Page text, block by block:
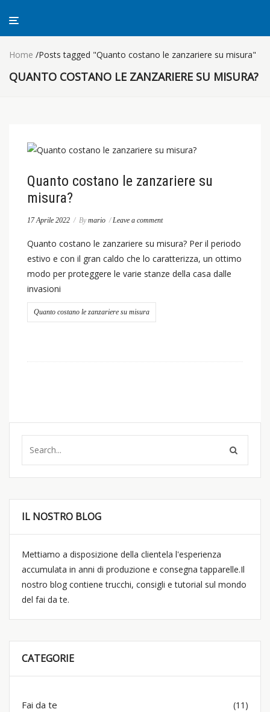
Home /Posts tagged "Quanto costano le zanzariere su misura"
QUANTO COSTANO LE ZANZARIERE SU MISURA?
Quanto costano le zanzariere su
misura?
17 Aprile 2022 / Bymario / Leave a comment
Quanto costano le zanzariere su misura? Per il periodo
estivo e con il gran caldo che lo caratterizza, un ottimo
modo per proteggere le varie stanze della casa dalle
invasioni
Quanto costano le zanzariere su misura
IL NOSTRO BLOG
Mettiamo a disposizione della clientela l'esperienza
accumulata in anni di produzione e consegna tapparelle.Il
nostro blog contiene trucchi, consigli e tutorial sul mondo
del fai da te.
CATEGORIE
Fai da te (11)